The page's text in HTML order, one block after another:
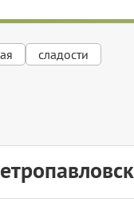
сладости